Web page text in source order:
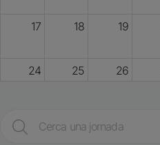
17 18 19
24 25 26